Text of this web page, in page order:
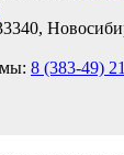
8 (383-49)